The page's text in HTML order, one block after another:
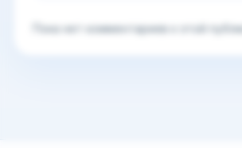
Пока нет комментариев к этой